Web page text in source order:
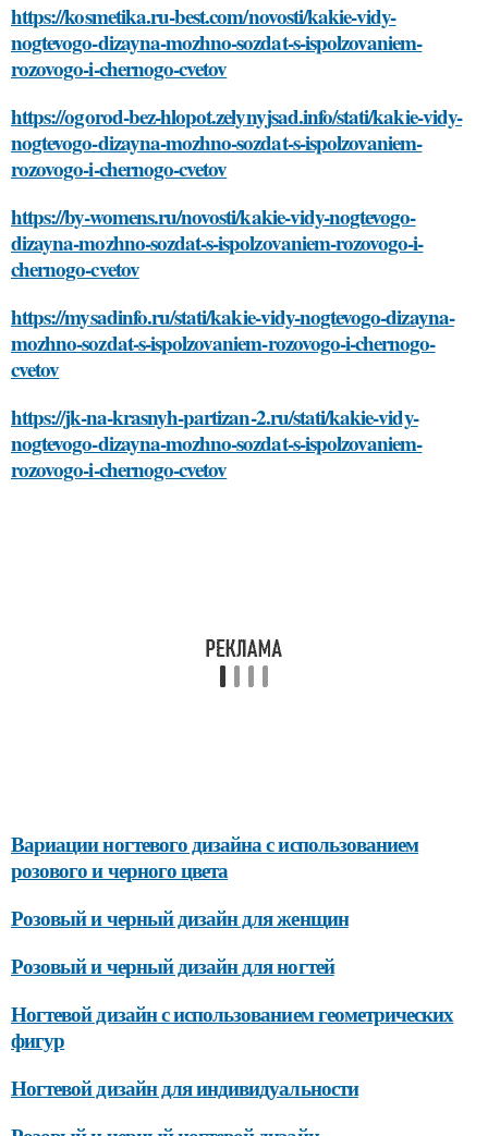
https://kosmetika.ru-best.com/novosti/kakie-vidy-
nogtevogo-dizayna-mozhno-sozdat-s-ispolzovaniem-
rozovogo-i-chernogo-cvetov
https://ogorod-bez-hlopot.zelynyjsad.info/stati/kakie-vidy-
nogtevogo-dizayna-mozhno-sozdat-s-ispolzovaniem-
rozovogo-i-chernogo-cvetov
https://by-womens.ru/novosti/kakie-vidy-nogtevogo-
dizayna-mozhno-sozdat-s-ispolzovaniem-rozovogo-i-
chernogo-cvetov
https://mysadinfo.ru/stati/kakie-vidy-nogtevogo-dizayna-
mozhno-sozdat-s-ispolzovaniem-rozovogo-i-chernogo-
cvetov
https://jk-na-krasnyh-partizan-2.ru/stati/kakie-vidy-
nogtevogo-dizayna-mozhno-sozdat-s-ispolzovaniem-
rozovogo-i-chernogo-cvetov
Вариации ногтевого дизайна с использованием
розового и черного цвета
Розовый и черный дизайн для женщин
Розовый и черный дизайн для ногтей
Ногтевой дизайн с использованием геометрических
фигур
Ногтевой дизайн для индивидуальности